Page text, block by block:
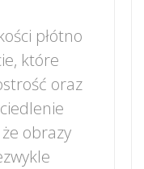
płótno
które
oraz
obrazy